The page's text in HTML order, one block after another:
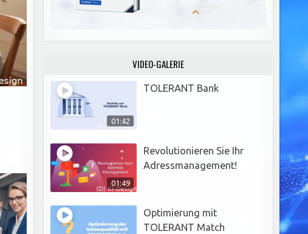
VIDEO-GALERIE
01:42
TOLERANT Bank
01:49
Revolutionieren Sie Ihr
Adressmanagement!
Optimierung mit
TOLERANT Match